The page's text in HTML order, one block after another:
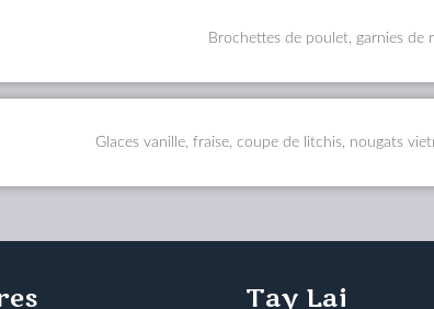
Brochettes de poulet, garnies de
Glaces vanille, fraise, coupe de litchis, nougats
Tay Lai